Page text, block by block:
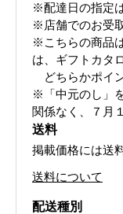
※配達日の指定
※店舗でのお受
※こちらの商品
は、ギフトカタ
どちらかポイ
※「中元のし」
関係なく、７月
送料
掲載価格には送
送料について
配送種別